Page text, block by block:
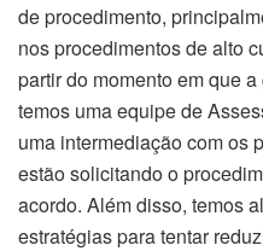
de procedimento,
nos procedimentos de alto
partir do momento em que
temos uma equipe de
uma intermediação com os
estão solicitando o
acordo. Além disso, temos
estratégias para tentar